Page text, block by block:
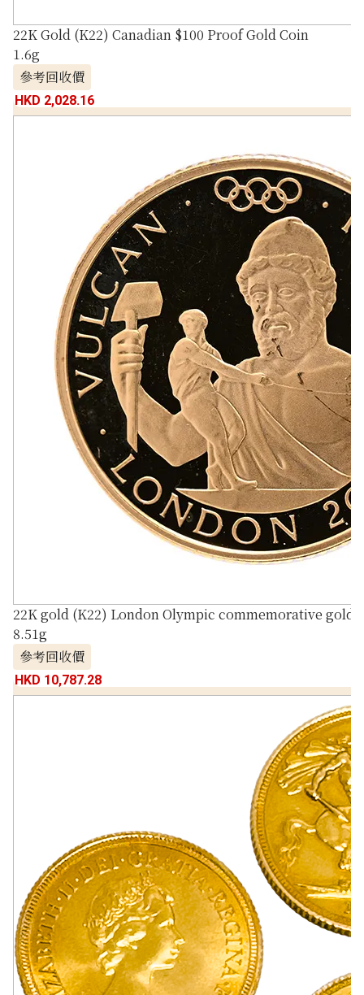
22K Gold (K22) Canadian $100 Proof Gold Coin
1.6g
參考回收價
HKD 2,028.16
22K gold (K22) London Olympic commemorative gold
8.51g
參考回收價
HKD 10,787.28